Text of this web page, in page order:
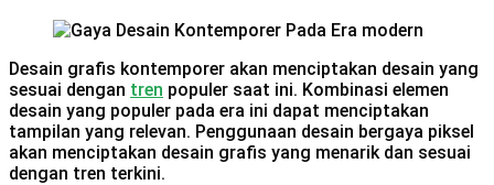
Desain grafis kontemporer akan menciptakan desain yang
sesuai dengan tren populer saat ini. Kombinasi elemen
desain yang populer pada era ini dapat menciptakan
tampilan yang relevan. Penggunaan desain bergaya piksel
akan menciptakan desain grafis yang menarik dan sesuai
dengan tren terkini.